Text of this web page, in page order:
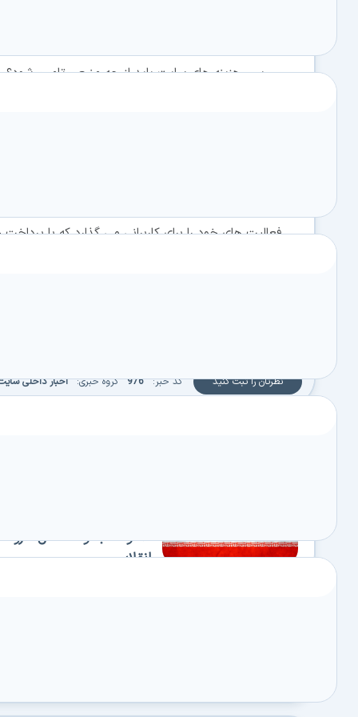
پس هزينه هاي سايت بايد از چه منبعي تامين شود؟
فعاليت هاي خود را براي کاربراني مي گذارد که با
نظرتان را ثبت کنید کد خبر: 976 گروه خبری: اخبار داخلی
دانلود مجموعهٔ کامل
انقلابی